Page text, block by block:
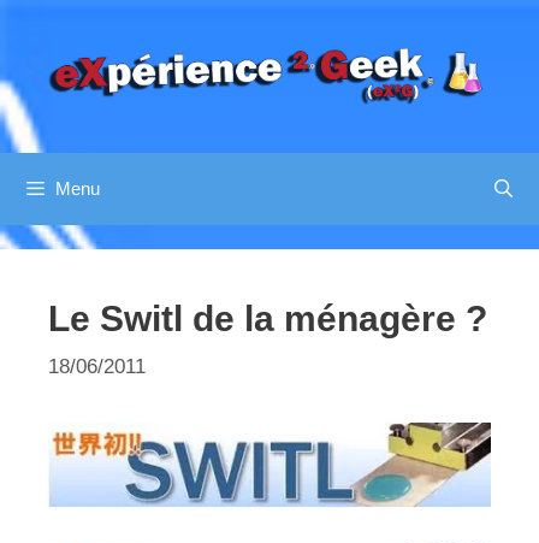
contenu
Menu
Le Switl de la ménagère ?
18/06/2011